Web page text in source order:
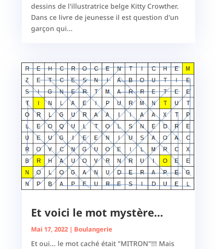
dessins de l'illustratrice belge Kitty Crowther.
Dans ce livre de jeunesse il est question d'un
garçon qui...
Et voici le mot mystère…
Mai 17, 2022| Boulangerie
Et oui... le mot caché était "MITRON"!!! Mais